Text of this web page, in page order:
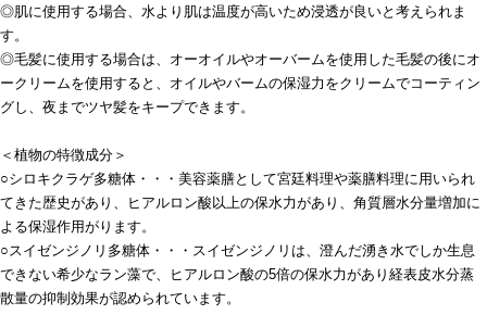
◎肌に使用する場合、水より肌は温度が高いため浸透が良いと考えられま
す。
◎毛髪に使用する場合は、オーオイルやオーバームを使用した毛髪の後にオ
ークリームを使用すると、オイルやバームの保湿力をクリームでコーティン
グし、夜までツヤ髪をキープできます。
＜植物の特徴成分＞
○シロキクラゲ多糖体・・・美容薬膳として宮廷料理や薬膳料理に用いられ
てきた歴史があり、ヒアルロン酸以上の保水力があり、角質層水分量増加に
よる保湿作用がります。
○スイゼンジノリ多糖体・・・スイゼンジノリは、澄んだ湧き水でしか生息
できない希少なラン藻で、ヒアルロン酸の5倍の保水力があり経表皮水分蒸
散量の抑制効果が認められています。